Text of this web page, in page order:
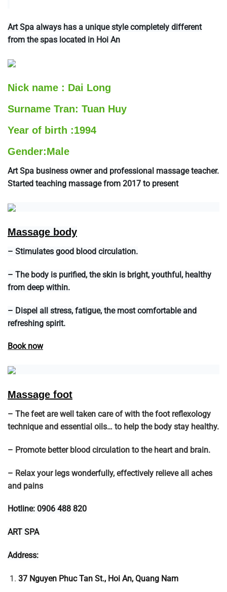
Art Spa always has a unique style completely different
from the spas located in Hoi An
Nick name : Dai Long
Surname Tran: Tuan Huy
Year of birth :1994
Gender:Male
Art Spa business owner and professional massage teacher.
Started teaching massage from 2017 to present
Massage body
– Stimulates good blood circulation.
– The body is purified, the skin is bright, youthful, healthy
from deep within.
– Dispel all stress, fatigue, the most comfortable and
refreshing spirit.
Book now
Massage foot
– The feet are well taken care of with the foot reflexology
technique and essential oils… to help the body stay healthy.
– Promote better blood circulation to the heart and brain.
– Relax your legs wonderfully, effectively relieve all aches
and pains
Hotline: 0906 488 820
ART SPA
Address:
37 Nguyen Phuc Tan St., Hoi An, Quang Nam